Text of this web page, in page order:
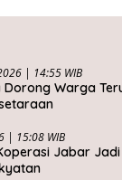
| 14:55 WIB
Dorong Warga
| 15:08 WIB
Jabar